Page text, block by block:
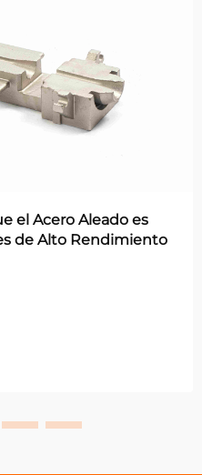
el Acero Aleado es
de Alto Rendimiento